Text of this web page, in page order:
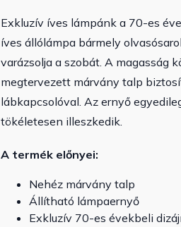
Exkluzív íves lámpánk a 70-es
íves állólámpa bármely
varázsolja a szobát. A magasság
megtervezett márvány talp
lábkapcsolóval. Az ernyő
tökéletesen illeszkedik.
A termék előnyei:
Nehéz márvány talp
Állítható lámpaernyő
Exkluzív 70-es évekbeli